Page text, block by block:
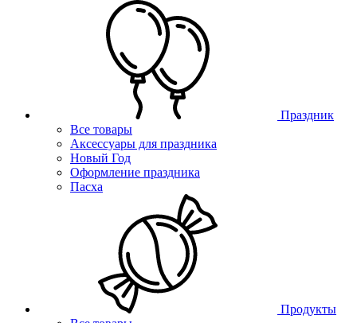
Праздник
Все товары
Аксессуары для праздника
Новый Год
Оформление праздника
Пасха
Продукты